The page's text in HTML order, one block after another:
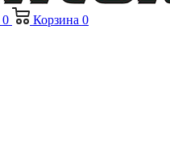
0 Корзина 0